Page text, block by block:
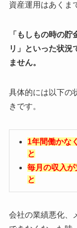
資産運用はあくま
「もしもの時の
リ」といった状況
ません。
具体的には以下の
きです。
1年間働かな
と
毎月の収入が
と
会社の業績悪化、